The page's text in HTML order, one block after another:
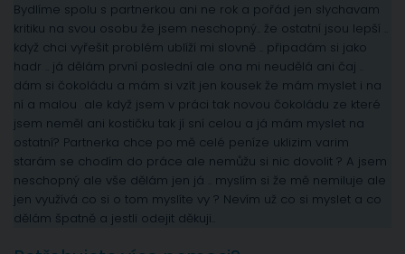
Bydlíme spolu s partnerkou ani ne rok a pořád jen slychavam
kritiku na svou osobu že jsem neschopný.. že ostatní jsou lepší ..
když chci vyřešit problém ublíží mi slovně .. připadám si jako
hadr .. já dělám první poslední ale ona mi neudělá ani čaj ..
dám si čokoládu a mám si vzít jen kousek že mám myslet i na
ní a malou ale když jsem v práci tak novou čokoládu ze které
jsem neměl ani kostičku tak jí sní celou a já mám myslet na
ostatní? Partnerka chce po mě celé peníze uklizim varim
starám se chodím do práce ale nemůžu si nic dovolit ? A jsem
neschopný ale vše dělám jen já .. myslím si že mě nemiluje ale
jen využívá co si o tom myslíte vy ? Nevím už co si myslet a co
dělám špatně a jestli odejit děkuji..